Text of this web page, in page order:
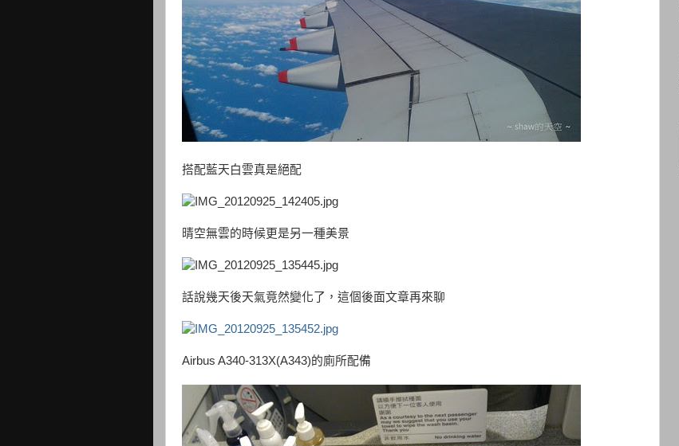
搭配藍天白雲真是絕配
晴空無雲的時候更是另一種美景
話說幾天後天氣竟然變化了，這個後面文章再來聊
Airbus A340-313X(A343)的廁所配備